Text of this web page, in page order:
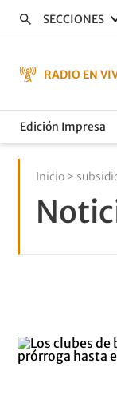
SECCIONES
RADIO EN
Edición Impresa
Inicio >